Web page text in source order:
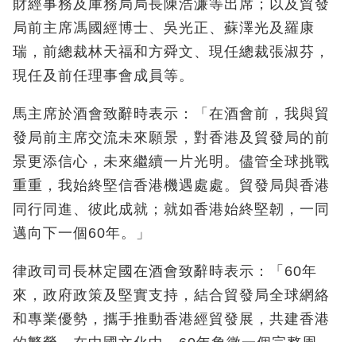
財經事務及庫務局局長陳浩濂等出席；以及貿發
局前主席馮國經博士、吳光正、蘇澤光及羅康
瑞，前總裁林天福和方舜文、現任總裁張淑芬，
現任及前任理事會成員等。
馬主席於酒會致辭時表示：「在酒會前，我與貿
發局前主席交流未來願景，對香港及貿發局的前
景更添信心，未來繼續一片光明。儘管全球挑戰
重重，我始終堅信香港機遇處處。貿發局與香港
同行同進、彼此成就；就如香港始終堅韌，一同
邁向下一個60年。」
律政司司長林定國在酒會致辭時表示：「60年
來，政府政策及堅實支持，結合貿發局全球網絡
和專業優勢，攜手推動香港經貿發展，共建香港